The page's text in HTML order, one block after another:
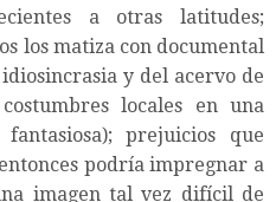
a otras latitudes;
los matiza con documental
y del acervo de
locales en una
prejuicios que
podría impregnar a
imagen tal vez difícil de